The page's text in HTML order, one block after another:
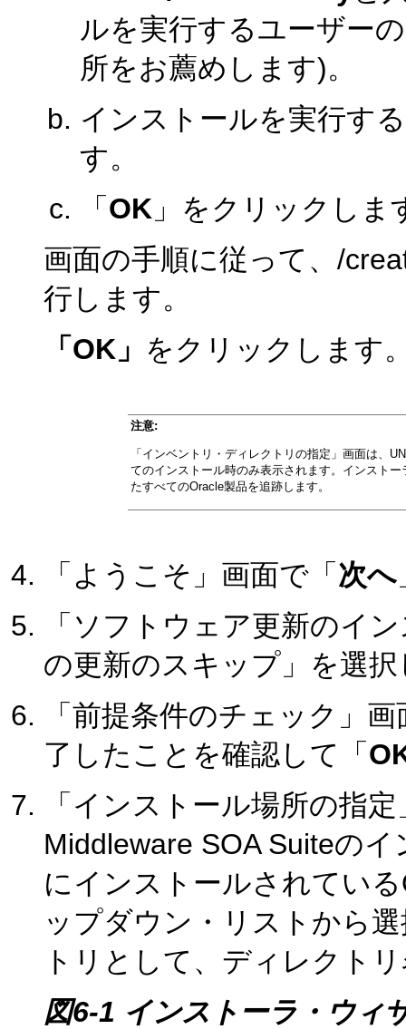
ルを実行するユーザー
所をお薦めします)。
インストールを実行す
す。
「 OK 」をクリックしま
画面の手順に従って、/
行します。
「OK」 をクリックします
注意:
「インベントリ・ディレクトリの指定」画面は、
てのインストール時のみ表示されます。インスト
たすべてのOracle製品を追跡します。
「ようこそ」画面で「 次へ
「ソフトウェア更新のイ
の更新のスキップ」を選
「前提条件のチェック」
了したことを確認して「
「インストール場所の指
Middleware SOA Suiteの
にインストールされてい
ップダウン・リストから
トリとして、ディレクト
図6-1 インストーラ・ウィ